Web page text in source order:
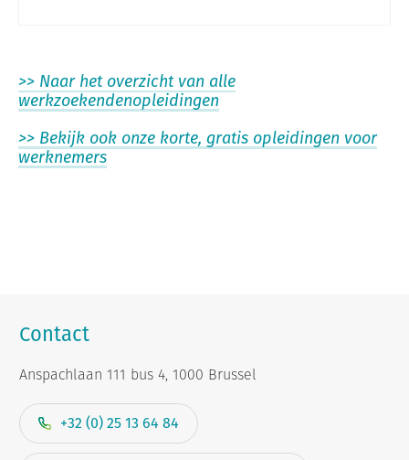
>> Naar het overzicht van alle
werkzoekendenopleidingen
>> Bekijk ook onze korte, gratis opleidingen voor
werknemers
Contact
Anspachlaan 111 bus 4, 1000 Brussel
+32 (0) 25 13 64 84